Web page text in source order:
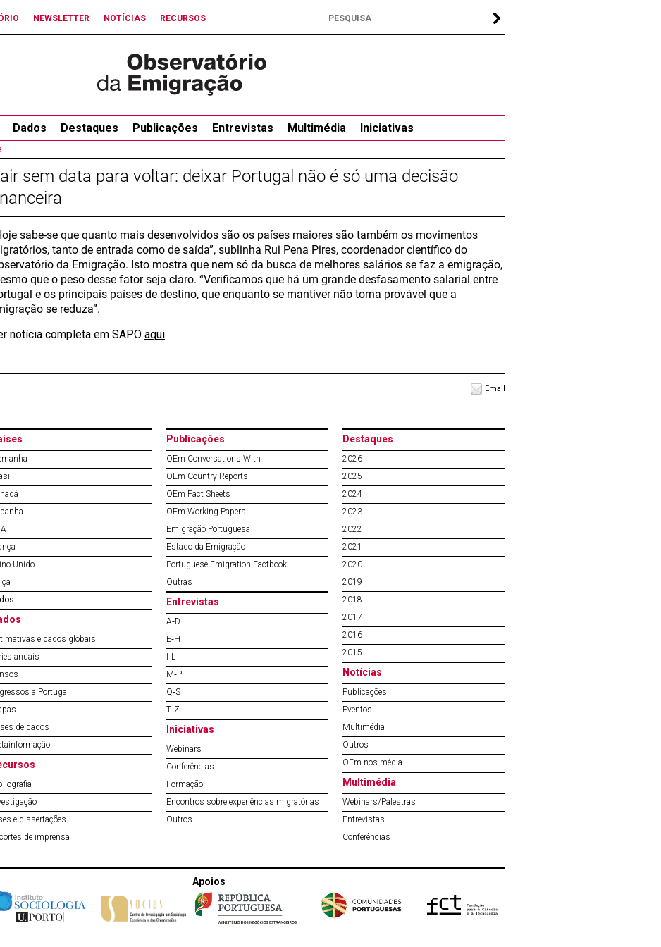
NEWSLETTER NOTÍCIAS RECURSOS
Dados Destaques Publicações Entrevistas Multimédia Iniciativas
sem data para voltar: deixar Portugal não é só uma decisão
sabe-se que quanto mais desenvolvidos são os países maiores são também os movimentos
tanto de entrada como de saída”, sublinha Rui Pena Pires, coordenador científico do
da Emigração. Isto mostra que nem só da busca de melhores salários se faz a emigração,
que o peso desse fator seja claro. “Verificamos que há um grande desfasamento salarial entre
e os principais países de destino, que enquanto se mantiver não torna provável que a
se reduza”.
notícia completa em SAPO aqui.
Email
Unido
e dados globais
anuais
a Portugal
de dados
e dissertações
de imprensa
Publicações
OEm Conversations With
OEm Country Reports
OEm Fact Sheets
OEm Working Papers
Emigração Portuguesa
Estado da Emigração
Portuguese Emigration Factbook
Outras
Entrevistas
A‐D
E‐H
I‐L
M‐P
Q‐S
T‐Z
Iniciativas
Webinars
Conferências
Formação
Encontros sobre experiências migratórias
Outros
Destaques
2026
2025
2024
2023
2022
2021
2020
2019
2018
2017
2016
2015
Notícias
Publicações
Eventos
Multimédia
Outros
OEm nos média
Multimédia
Webinars/Palestras
Entrevistas
Conferências
Apoios